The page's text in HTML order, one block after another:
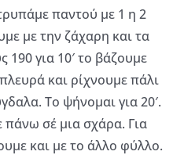
παντού με 1 η 2
με την ζάχαρη και τα
για 10′ το βάζουμε
και ρίχνουμε πάλι
Το ψήνομαι για 20′.
πάνω σέ μια σχάρα. Για
και με το άλλο φύλλο.